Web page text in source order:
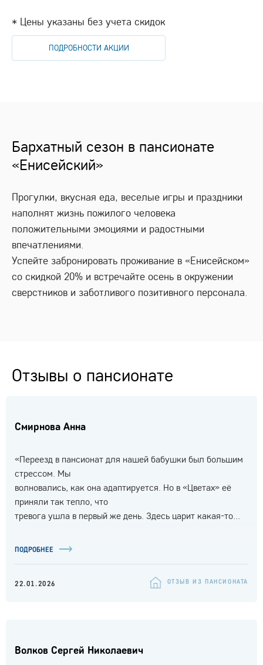
* Цены указаны без учета скидок
ПОДРОБНОСТИ АКЦИИ
Бархатный сезон в пансионате
«Енисейский»
Прогулки, вкусная еда, веселые игры и праздники
наполнят жизнь пожилого человека
положительными эмоциями и радостными
впечатлениями.
Успейте забронировать проживание в «Енисейском»
со скидкой 20% и встречайте осень в окружении
сверстников и заботливого позитивного персонала.
Отзывы о пансионате
Смирнова Анна
«Переезд в пансионат для нашей бабушки был большим
стрессом. Мы
волновались, как она адаптируется. Но в «Цветах» её
приняли так тепло, что
тревога ушла в первый же день. Здесь царит какая-то...
ПОДРОБНЕЕ
22.01.2026 ОТЗЫВ ИЗ ПАНСИОНАТА
Волков Сергей Николаевич